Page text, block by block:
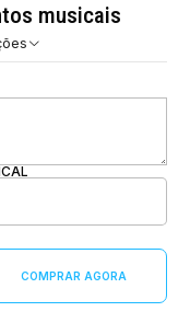
musicais
COMPRAR AGORA